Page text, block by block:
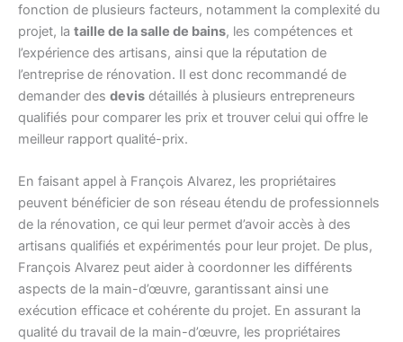
fonction de plusieurs facteurs, notamment la complexité du
projet, la taille de la salle de bains, les compétences et
l’expérience des artisans, ainsi que la réputation de
l’entreprise de rénovation. Il est donc recommandé de
demander des devis détaillés à plusieurs entrepreneurs
qualifiés pour comparer les prix et trouver celui qui offre le
meilleur rapport qualité-prix.
En faisant appel à François Alvarez, les propriétaires
peuvent bénéficier de son réseau étendu de professionnels
de la rénovation, ce qui leur permet d’avoir accès à des
artisans qualifiés et expérimentés pour leur projet. De plus,
François Alvarez peut aider à coordonner les différents
aspects de la main-d’œuvre, garantissant ainsi une
exécution efficace et cohérente du projet. En assurant la
qualité du travail de la main-d’œuvre, les propriétaires